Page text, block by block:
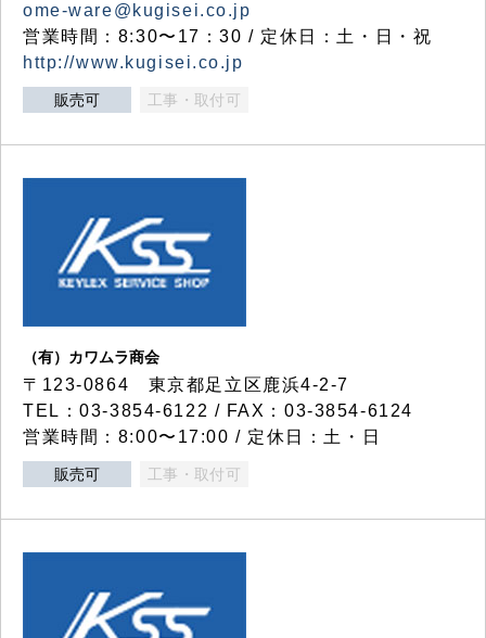
ome-ware@kugisei.co.jp
営業時間：8:30〜17：30 / 定休日：土・日・祝
http://www.kugisei.co.jp
販売可 工事・取付可
（有）カワムラ商会
〒123-0864 東京都足立区鹿浜4-2-7
TEL：03-3854-6122 / FAX：03-3854-6124
営業時間：8:00〜17:00 / 定休日：土・日
販売可 工事・取付可